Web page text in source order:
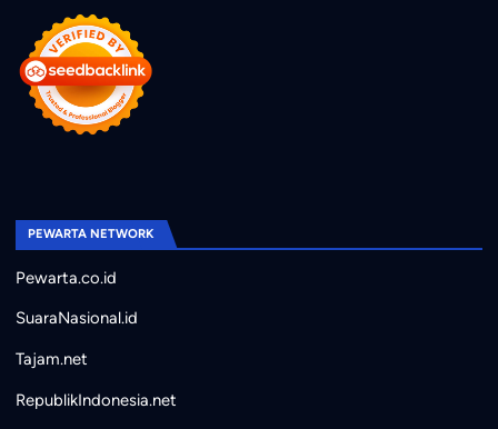
PEWARTA NETWORK
Pewarta.co.id
SuaraNasional.id
Tajam.net
RepublikIndonesia.net